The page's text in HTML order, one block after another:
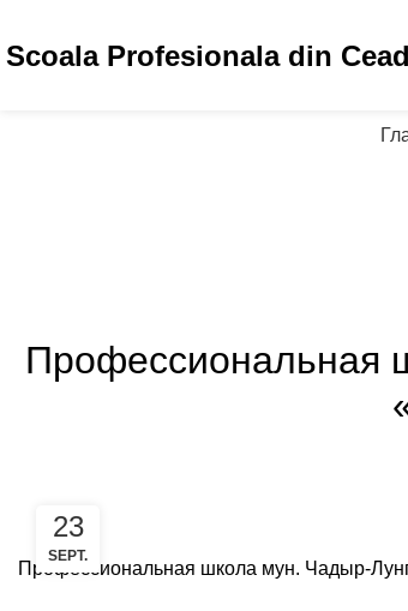
Scoala Profesionala din
Профессиональная
23
SEPT.
Профессиональная школа мун. Чадыр-